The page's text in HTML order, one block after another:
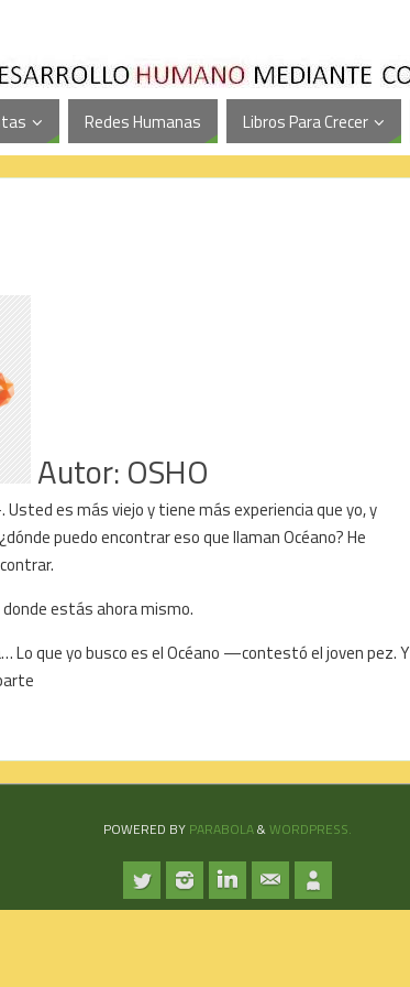
Redes Humanas Libros Para Crecer
Autor: OSHO
es más viejo y tiene más experiencia que yo, y
puedo encontrar eso que llaman Océano? He
estás ahora mismo.
que yo busco es el Océano —contestó el joven pez. Y
POWERED BY PARABOLA&WORDPRESS.